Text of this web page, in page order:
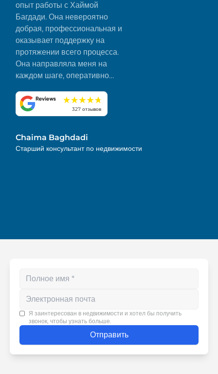
опыт работы с Хаймой
Багдади. Она невероятно
добрая, профессиональная и
оказывает поддержку на
протяжении всего процесса.
Она направляла меня на
каждом шаге, оперативно
и сделала все гладко и без
стресса. Я искренне ценю ее
к деталям. Настоятельно
рекомендую!
327 отзывов
Chaima Baghdadi
Старший консультант по недвижимости
Enter your phone number
Я заинтересован в недвижимости и хотел бы получить
звонок, чтобы узнать больше.
Отправить